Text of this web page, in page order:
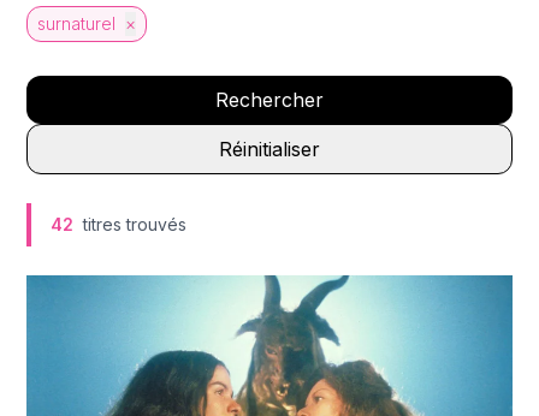
surnaturel ×
Rechercher
Réinitialiser
42 titres trouvés